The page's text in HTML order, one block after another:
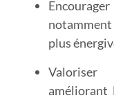
plus
Valoriser
améliorant